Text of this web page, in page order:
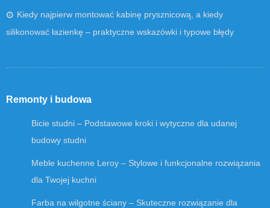
Kiedy najpierw montować kabinę prysznicową, a kiedy
silikonować łazienkę – praktyczne wskazówki i typowe błędy
Remonty i budowa
Bicie studni – Podstawowe kroki i wytyczne dla udanej
budowy studni
Meble kuchenne Leroy – Stylowe i funkcjonalne rozwiązania
dla Twojej kuchni
Farba na wilgotne ściany – Skuteczne rozwiązanie dla